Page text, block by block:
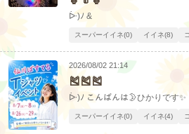
ᐕ)ﾉ &
スーパーイイネ(0) イイネ(8)
2026/08/02 21:14
🎽🎽🎽
ᐕ)ﾉ こんばんは🌛ひかりです✨
スーパーイイネ(0) イイネ(4)